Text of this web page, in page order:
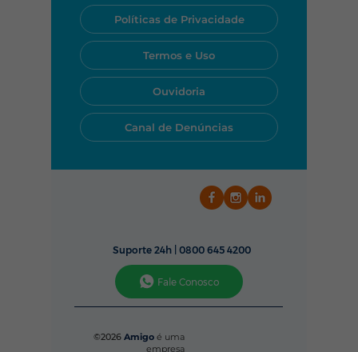
Políticas de Privacidade
Termos e Uso
Ouvidoria
Canal de Denúncias
Suporte 24h | 0800 645 4200
Fale Conosco
©2026 Amigo é uma
empresa